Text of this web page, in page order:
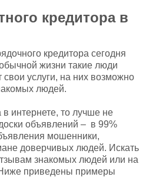
кредитора в
кредитора сегодня
жизни такие люди
услуги, на них возможно
людей.
в интернете, то лучше не
объявлений – в 99%
мошенники,
доверчивых людей. Искать
знакомых людей или на
приведены примеры